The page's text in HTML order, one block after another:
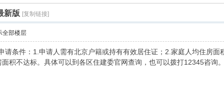
新版 [复制链接]
全部楼层
请条件：1.申请人需有北京户籍或持有有效居住证；2.家庭人均住房
积不达标。具体可以到各区住建委官网查询，也可以拨打12345咨询。